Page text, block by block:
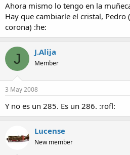
Ahora mismo lo tengo en la
Hay que cambiarle el cristal, Pedro
corona) :he:
J J.Alija
Member
3 May 2008
Y no es un 285. Es un 286. :rofl:
Lucense
New member